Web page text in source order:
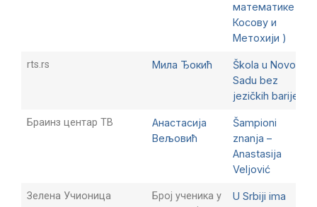
математике на
Косову и
Метохији )
rts.rs Мила Ђокић
Škola u Novom
Sadu bez
jezičkih barijera
Браинз центар ТВ
Анастасија
Вељовић
Šampioni
znanja –
Anastasija
Veljović
Зелена Учионица
Број ученика у
U Srbiji ima